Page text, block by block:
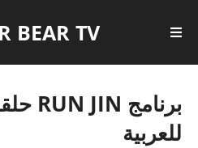
BEAR TV
للعربية